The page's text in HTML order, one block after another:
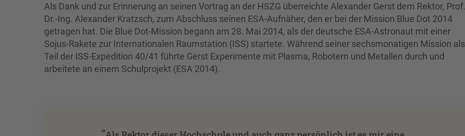
Als Dank und zur Erinnerung an seinen Vortrag an der HSZG überreichte Alexander Gerst dem Rektor, Prof.
Dr.-Ing. Alexander Kratzsch, zum Abschluss seinen ESA-Aufnäher, den er bei der Mission Blue Dot 2014
getragen hat. Die Blue Dot-Mission begann am 28. Mai 2014, als der deutsche ESA-Astronaut mit einer
Sojus-Rakete zur Internationalen Raumstation (ISS) startete. Während seiner sechsmonatigen Mission als
Teil der ISS-Expedition 40/41 führte Gerst Experimente mit Plasma, Robotern und Metallen durch und
arbeitete an einem Schulprojekt (ESA 2014).